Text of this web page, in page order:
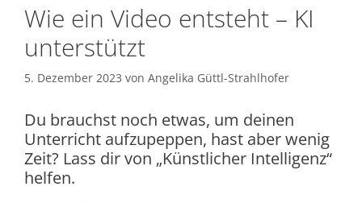
Wie ein Video entsteht – KI
unterstützt
5. Dezember 2023 von Angelika Güttl-Strahlhofer
Du brauchst noch etwas, um deinen
Unterricht aufzupeppen, hast aber wenig
Zeit? Lass dir von „Künstlicher Intelligenz“
helfen.